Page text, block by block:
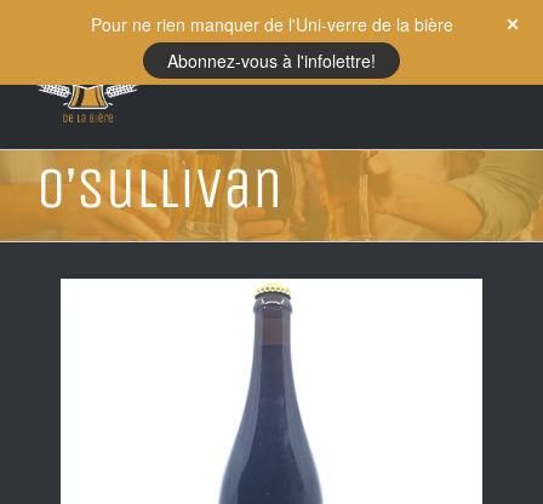
content
O’Sullivan
Pour ne rien manquer de l'Uni-verre de la bière
Abonnez-vous à l'infolettre!